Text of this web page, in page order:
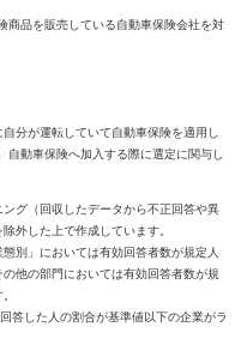
商品を販売している自動車保険会社を対
分が運転していて自動車保険を適用し
自動車保険へ加入する際に選定に関与し
グ（回収したデータから不正回答や異
外した上で作成しています。
別」においては有効回答者数が規定人
他の部門においては有効回答者数が規
答した人の割合が基準値以下の企業がラ